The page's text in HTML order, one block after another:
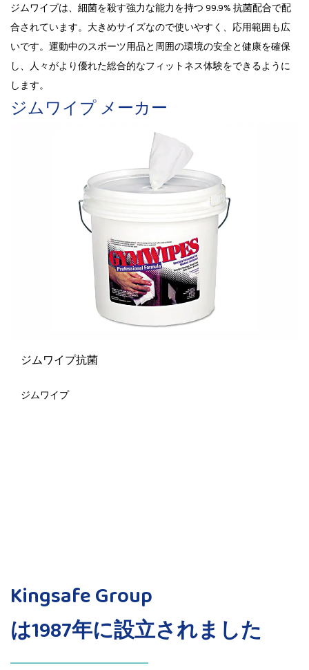
ジムワイプは、細菌を殺す強力な能力を持つ 99.9% 抗菌配合で配
合されています。大きめサイズなので使いやすく、応用範囲も広
いです。運動中のスポーツ用品と周囲の環境の安全と健康を確保
し、人々がより優れた総合的なフィットネス体験をできるように
します。
ジムワイプ メーカー
ジムワイプ抗菌
ジムワイプ
Kingsafe Group
は1987年に設立されました